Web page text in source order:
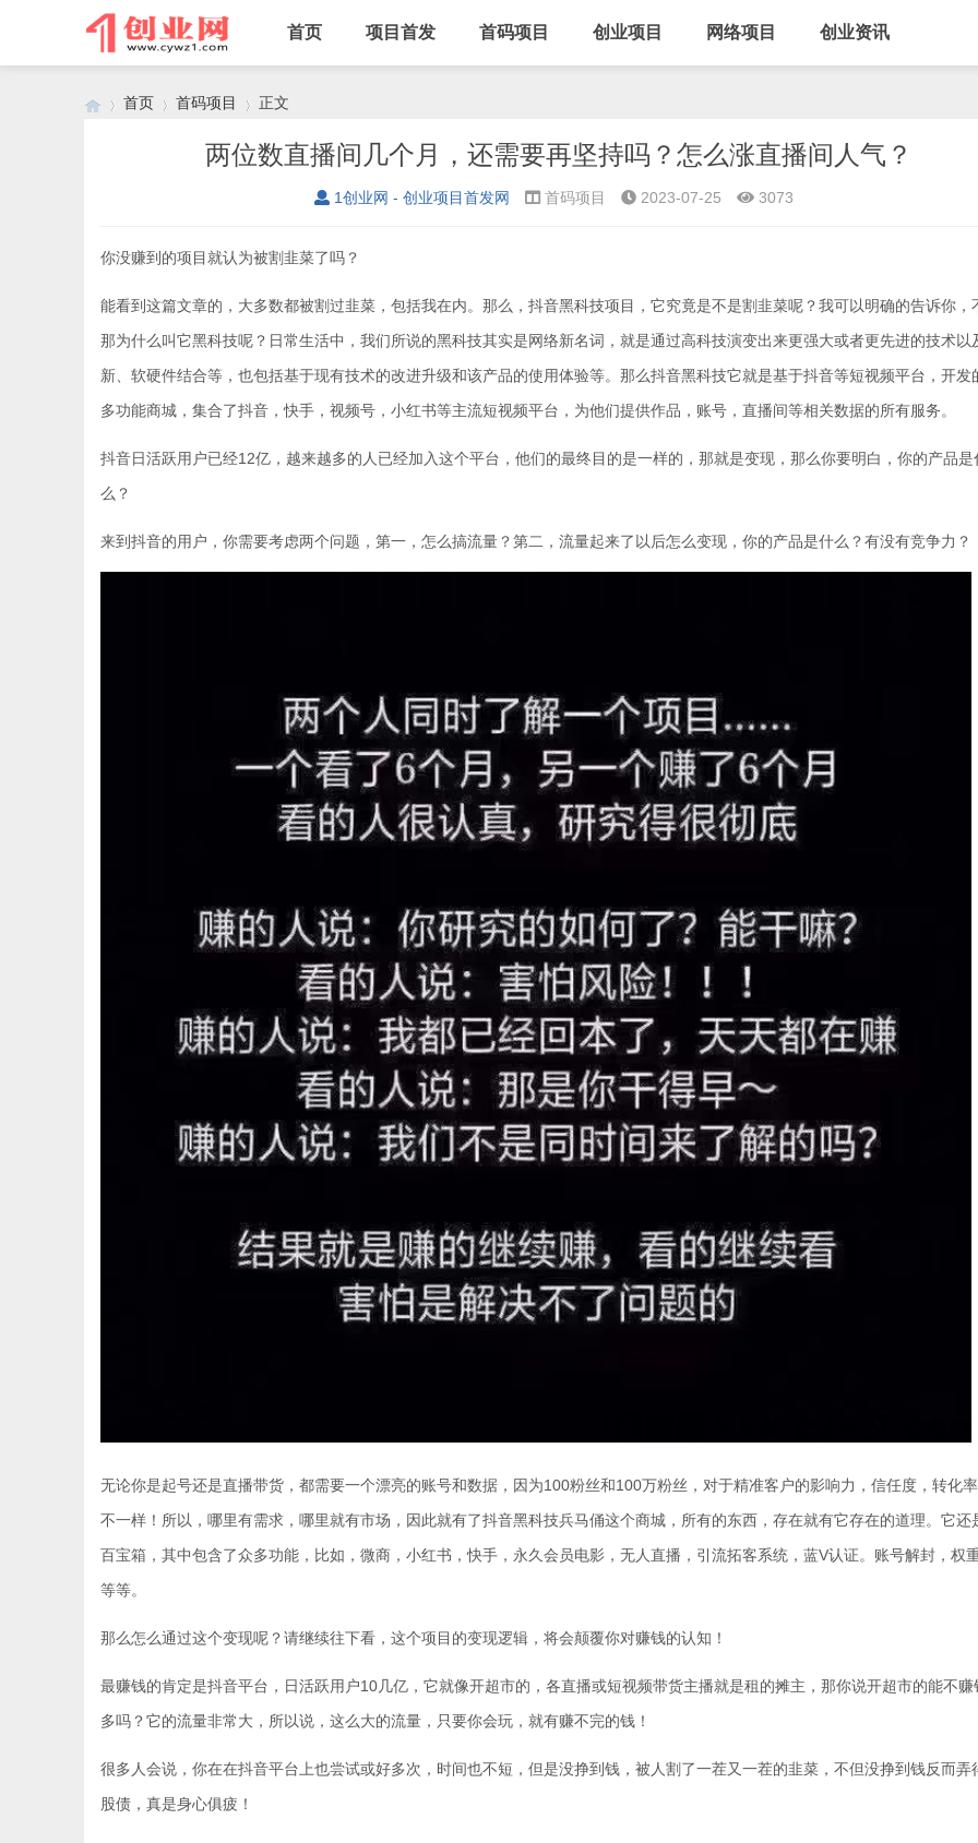
首页 项目首发 首码项目 创业项目 网络项目 创业资讯
首页 首码项目 正文
两位数直播间几个月，还需要再坚持吗？怎么涨直播间人气？
1创业网 - 创业项目首发网 首码项目 2023-07-25 3073
你没赚到的项目就认为被割韭菜了吗？
能看到这篇文章的，大多数都被割过韭菜，包括我在内。那么，抖音黑科技项目，它究竟是不是割韭菜呢？我可以明确的告诉你，
那为什么叫它黑科技呢？日常生活中，我们所说的黑科技其实是网络新名词，就是通过高科技演变出来更强大或者更先进的技术以
新、软硬件结合等，也包括基于现有技术的改进升级和该产品的使用体验等。那么抖音黑科技它就是基于抖音等短视频平台，开发
多功能商城，集合了抖音，快手，视频号，小红书等主流短视频平台，为他们提供作品，账号，直播间等相关数据的所有服务。
抖音日活跃用户已经12亿，越来越多的人已经加入这个平台，他们的最终目的是一样的，那就是变现，那么你要明白，你的产品是
么？
来到抖音的用户，你需要考虑两个问题，第一，怎么搞流量？第二，流量起来了以后怎么变现，你的产品是什么？有没有竞争力？
无论你是起号还是直播带货，都需要一个漂亮的账号和数据，因为100粉丝和100万粉丝，对于精准客户的影响力，信任度，转化
不一样！所以，哪里有需求，哪里就有市场，因此就有了抖音黑科技兵马俑这个商城，所有的东西，存在就有它存在的道理。它还
百宝箱，其中包含了众多功能，比如，微商，小红书，快手，永久会员电影，无人直播，引流拓客系统，蓝V认证。账号解封，权
等等。
那么怎么通过这个变现呢？请继续往下看，这个项目的变现逻辑，将会颠覆你对赚钱的认知！
最赚钱的肯定是抖音平台，日活跃用户10几亿，它就像开超市的，各直播或短视频带货主播就是租的摊主，那你说开超市的能不赚
多吗？它的流量非常大，所以说，这么大的流量，只要你会玩，就有赚不完的钱！
很多人会说，你在在抖音平台上也尝试或好多次，时间也不短，但是没挣到钱，被人割了一茬又一茬的韭菜，不但没挣到钱反而弄
股债，真是身心俱疲！